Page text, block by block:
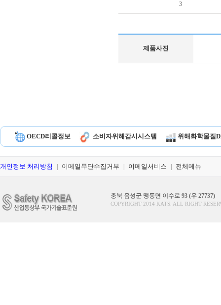
3
제품사진
OECD리콜정보 소비자위해감시시스템 위해화학물질
개인정보 처리방침 이메일무단수집거부 이메일서비스 전체메뉴
충북 음성군 맹동면 이수로 93 (우 27737)
COPYRIGHT 2014 KATS. ALL RIGHT